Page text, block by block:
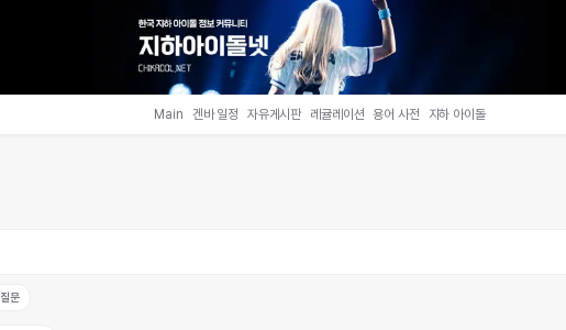
Main 겐바 일정 자유게시판 레귤레이션 용어 사전 지하 아이돌
질문